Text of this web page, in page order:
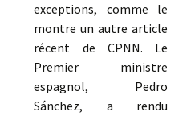
exceptions, comme le
montre un autre article
récent de CPNN. Le
Premier ministre
espagnol, Pedro
Sánchez, a rendu